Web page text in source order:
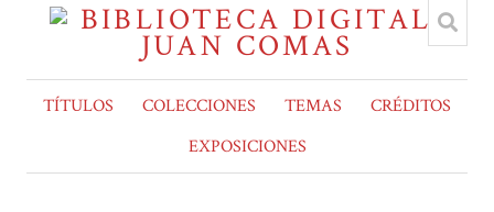
TÍTULOS COLECCIONES TEMAS
CRÉDITOS
EXPOSICIONES